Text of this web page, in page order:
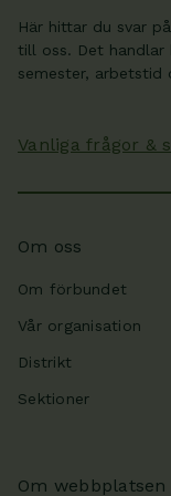
Här hittar du svar
till oss. Det handlar
semester, arbetstid
Vanliga frågor &
Om oss
Om förbundet
Vår organisation
Distrikt
Sektioner
Om webbplatsen